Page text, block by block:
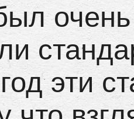
эти